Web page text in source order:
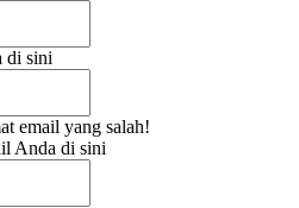
di sini
email yang salah!
Anda di sini